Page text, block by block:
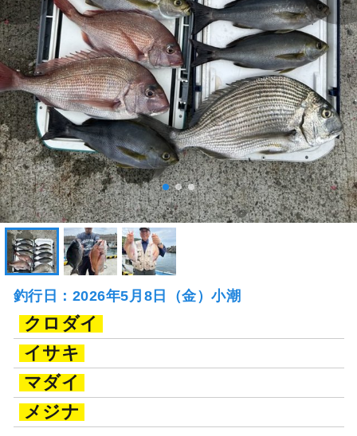
釣行日：2026年5月8日（金）小潮
クロダイ
イサキ
マダイ
メジナ